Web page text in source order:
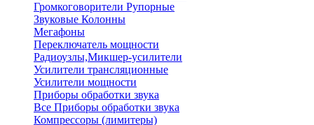
Громкоговорители Рупорные
Звуковые Колонны
Мегафоны
Переключатель мощности
Радиоузлы,Микшер-усилители
Усилители трансляционные
Усилители мощности
Приборы обработки звука
Все Приборы обработки звука
Компрессоры (лимитеры)